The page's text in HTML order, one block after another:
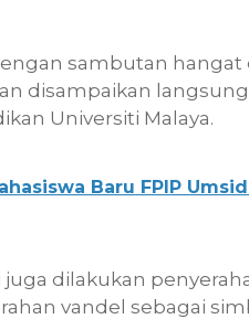
sambutan hangat
disampaikan
Universiti Malaya.
Baru FPIP
dilakukan
vandel sebagai